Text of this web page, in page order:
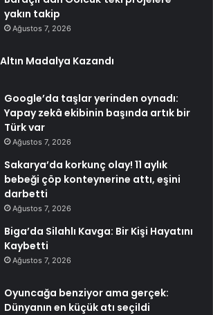
yakın takip
Ağustos 7, 2026
Madalya Kazandı
Google’da taşlar yerinden oynadı:
Yapay zekâ ekibinin başında artık bir
Türk var
Ağustos 7, 2026
Sakarya’da korkunç olay! 11 aylık
bebeği çöp konteynerine attı, eşini
darbetti
Ağustos 7, 2026
Biga’da Silahlı Kavga: Bir Kişi Hayatını
Kaybetti
Ağustos 7, 2026
Oyuncağa benziyor ama gerçek:
Dünyanın en küçük atı seçildi